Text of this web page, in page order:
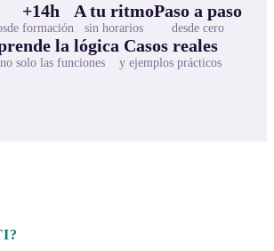
+14h
de formación
A tu ritmo
sin horarios
Paso a paso
desde cero
la lógica
no solo las funciones
Casos reales
y ejemplos prácticos